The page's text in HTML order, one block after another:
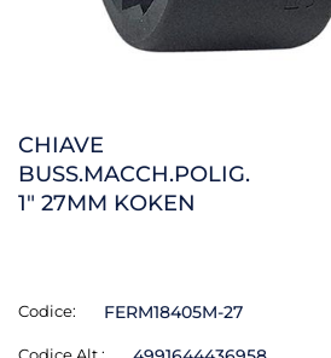
CHIAVE
BUSS.MACCH.POLIG.
1" 27MM KOKEN
Codice: FERM18405M-27